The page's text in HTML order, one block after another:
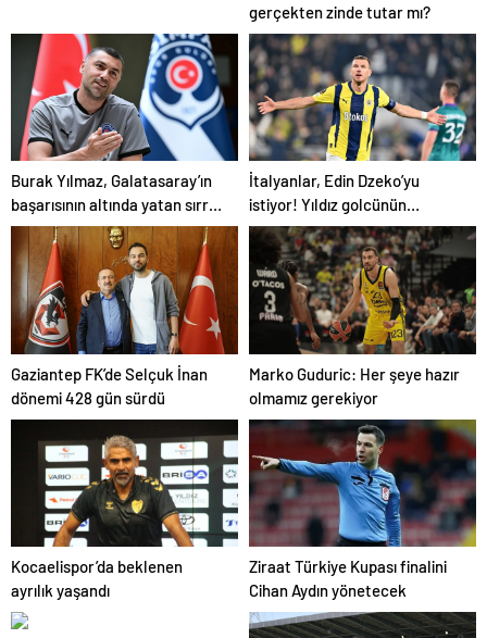
gerçekten zinde tutar mı?
Burak Yılmaz, Galatasaray’ın
başarısının altında yatan sırrı
açıkladı
İtalyanlar, Edin Dzeko’yu
istiyor! Yıldız golcünün
transfer kararı şaşırttı…
Gaziantep FK’de Selçuk İnan
dönemi 428 gün sürdü
Marko Guduric: Her şeye hazır
olmamız gerekiyor
Kocaelispor’da beklenen
ayrılık yaşandı
Ziraat Türkiye Kupası finalini
Cihan Aydın yönetecek